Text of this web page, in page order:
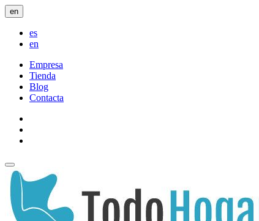
en
es
en
Empresa
Tienda
Blog
Contacta